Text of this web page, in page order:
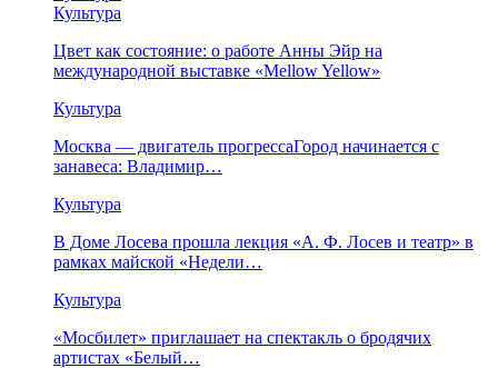
Культура
Цвет как состояние: о работе Анны Эйр на
международной выставке «Mellow Yellow»
Культура
Москва — двигатель прогрессаГород начинается с
занавеса: Владимир…
Культура
В Доме Лосева прошла лекция «А. Ф. Лосев и театр» в
рамках майской «Недели…
Культура
«Мосбилет» приглашает на спектакль о бродячих
артистах «Белый…